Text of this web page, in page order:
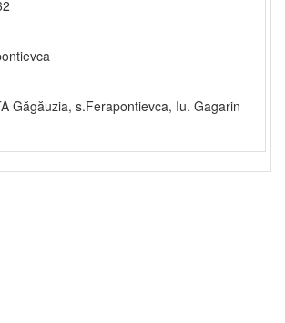
Găgăuzia, s.Ferapontievca, Iu. Gagarin